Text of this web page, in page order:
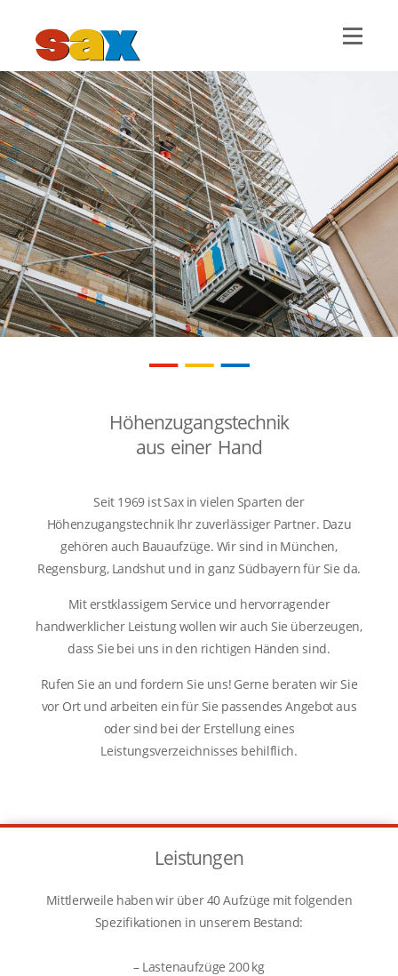
Höhenzugangstechnik
aus einer Hand
Seit 1969 ist Sax in vielen Sparten der
Höhenzugangstechnik Ihr zuverlässiger Partner. Dazu
gehören auch Bauaufzüge. Wir sind in München,
Regensburg, Landshut und in ganz Südbayern für Sie da.
Mit erstklassigem Service und hervorragender
handwerklicher Leistung wollen wir auch Sie überzeugen,
dass Sie bei uns in den richtigen Händen sind.
Rufen Sie an und fordern Sie uns! Gerne beraten wir Sie
vor Ort und arbeiten ein für Sie passendes Angebot aus
oder sind bei der Erstellung eines
Leistungsverzeichnisses behilflich.
Leistungen
Mittlerweile haben wir über 40 Aufzüge mit folgenden
Spezifikationen in unserem Bestand:
– Lastenaufzüge 200 kg